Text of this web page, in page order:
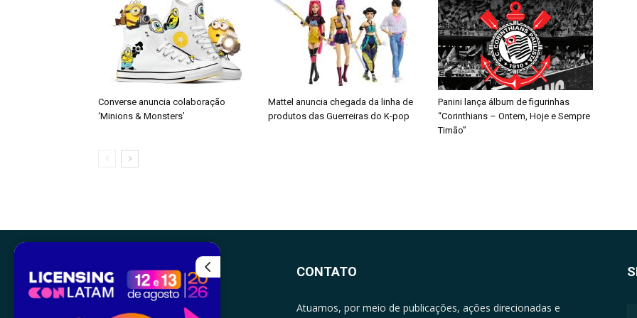
Converse anuncia colaboração
‘Minions & Monsters’
Mattel anuncia chegada da linha de
produtos das Guerreiras do K-pop
Panini lança álbum de figurinhas
“Corinthians – Ontem, Hoje e Sempre
Timão”
CONTATO
Atuamos, por meio de publicações, ações direcionadas e